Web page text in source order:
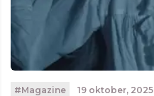
#Magazine 19 oktober, 2025